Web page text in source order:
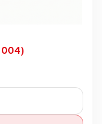
004)